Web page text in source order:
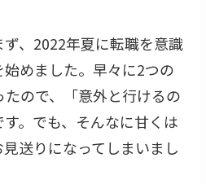
、2022年夏に転職を意識
めました。早々に2つの
ので、「意外と行けるの
。でも、そんなに甘くは
送りになってしまいまし